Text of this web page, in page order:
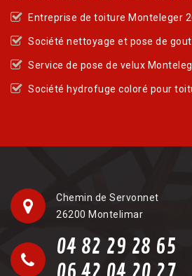
Entreprise de toiture Monteleger
Société nettoyage et pose de
Service de pose de velux
Société hydrofuge coloré pour
Chemin de Servonnet
26200 Montelimar
04 82 29 28 65